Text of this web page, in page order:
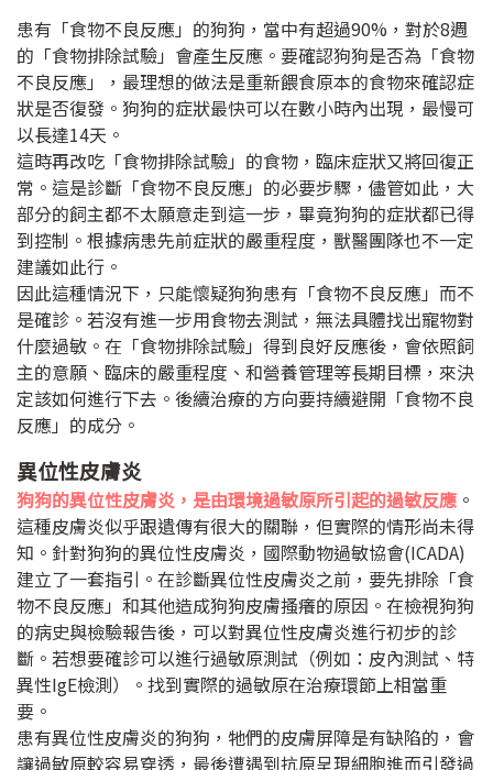
患有「食物不良反應」的狗狗，當中有超過90% ，對於8週
的「食物排除試驗」會產生反應。要確認狗狗是否為「食物
不良反應」，最理想的做法是重新餵食原本的食物來確認症
狀是否復發。狗狗的症狀最快可以在數小時內出現，最慢可
以長達14天。
這時再改吃「食物排除試驗」的食物，臨床症狀又將回復正
常。這是診斷「食物不良反應」的必要步驟，儘管如此，大
部分的飼主都不太願意走到這一步，畢竟狗狗的症狀都已得
到控制。根據病患先前症狀的嚴重程度，獸醫團隊也不一定
建議如此行。
因此這種情況下，只能懷疑狗狗患有「食物不良反應」而不
是確診。若沒有進一步用食物去測試，無法具體找出寵物對
什麼過敏。在「食物排除試驗」得到良好反應後，會依照飼
主的意願、臨床的嚴重程度、和營養管理等長期目標，來決
定該如何進行下去。後續治療的方向要持續避開「食物不良
反應」的成分。
異位性皮膚炎
狗狗的異位性皮膚炎，是由環境過敏原所引起的過敏反應 。
這種皮膚炎似乎跟遺傳有很大的關聯，但實際的情形尚未得
知。針對狗狗的異位性皮膚炎，國際動物過敏協會(ICADA)
建立了一套指引。在診斷異位性皮膚炎之前，要先排除「食
物不良反應」和其他造成狗狗皮膚搔癢的原因。在檢視狗狗
的病史與檢驗報告後，可以對異位性皮膚炎進行初步的診
斷。若想要確診可以進行過敏原測試（例如：皮內測試、特
異性IgE檢測）。找到實際的過敏原在治療環節上相當重
要。
患有異位性皮膚炎的狗狗，牠們的皮膚屏障是有缺陷的，會
讓過敏原較容易穿透，最後遭遇到抗原呈現細胞進而引發過